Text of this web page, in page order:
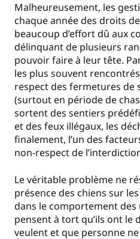
Malheureusement, les
chaque année des droits
beaucoup d’effort dû aux
délinquant de plusieurs
pouvoir faire à leur tête.
les plus souvent
respect des fermetures de
(surtout en période de
sortent des sentiers
et des feux illégaux, les
finalement, l’un des
non-respect de
Le véritable problème ne
présence des chiens sur
dans le comportement des
pensent à tort qu’ils ont le
veulent et que personne